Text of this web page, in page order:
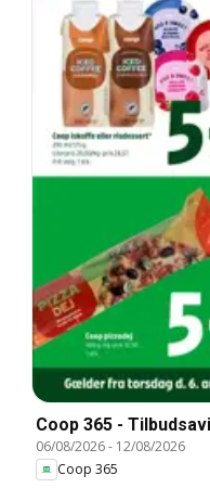
Coop 365 -
06/08/2026- 12/08/2026
Coop 365